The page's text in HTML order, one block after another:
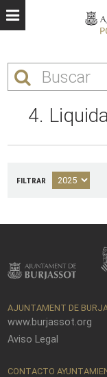
4.
FILTRAR
AJUNTAMENT DE
www.burjassot.org
Aviso Legal
CONTACTO